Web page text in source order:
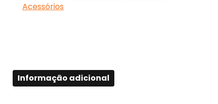
HD
Acessórios
Informação adicional